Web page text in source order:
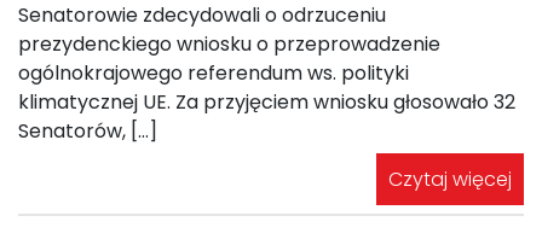
Senatorowie zdecydowali o odrzuceniu
prezydenckiego wniosku o przeprowadzenie
ogólnokrajowego referendum ws. polityki
klimatycznej UE. Za przyjęciem wniosku głosowało 32
Senatorów, […]
Czytaj więcej